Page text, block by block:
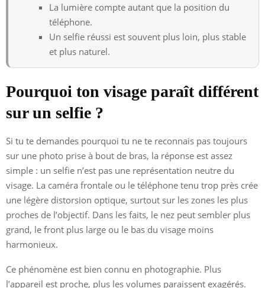
La lumière compte autant que la position du
téléphone.
Un selfie réussi est souvent plus loin, plus stable
et plus naturel.
Pourquoi ton visage paraît différent
sur un selfie ?
Si tu te demandes pourquoi tu ne te reconnais pas toujours
sur une photo prise à bout de bras, la réponse est assez
simple : un selfie n’est pas une représentation neutre du
visage. La caméra frontale ou le téléphone tenu trop près crée
une légère distorsion optique, surtout sur les zones les plus
proches de l’objectif. Dans les faits, le nez peut sembler plus
grand, le front plus large ou le bas du visage moins
harmonieux.
Ce phénomène est bien connu en photographie. Plus
l’appareil est proche, plus les volumes paraissent exagérés.